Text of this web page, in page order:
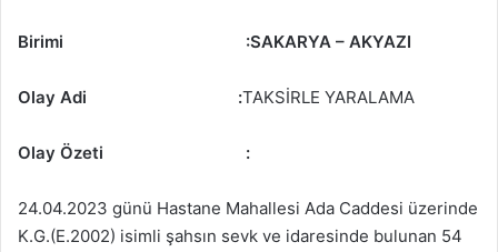
Birimi :SAKARYA – AKYAZI
Olay Adi :TAKSİRLE YARALAMA
Olay Özeti :
24.04.2023 günü Hastane Mahallesi Ada Caddesi üzerinde
K.G.(E.2002) isimli şahsın sevk ve idaresinde bulunan 54